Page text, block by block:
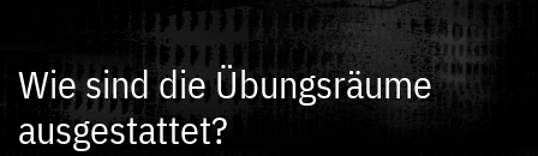
Wie sind die Übungsräume
ausgestattet?